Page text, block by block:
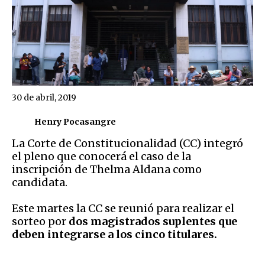
Henry Pocasangre
30 de abril, 2019
La Corte de Constitucionalidad (CC) integró
el pleno que conocerá el caso de la
inscripción de Thelma Aldana como
candidata.
Este martes la CC se reunió para realizar el
sorteo por dos magistrados suplentes que
deben integrarse a los cinco titulares.